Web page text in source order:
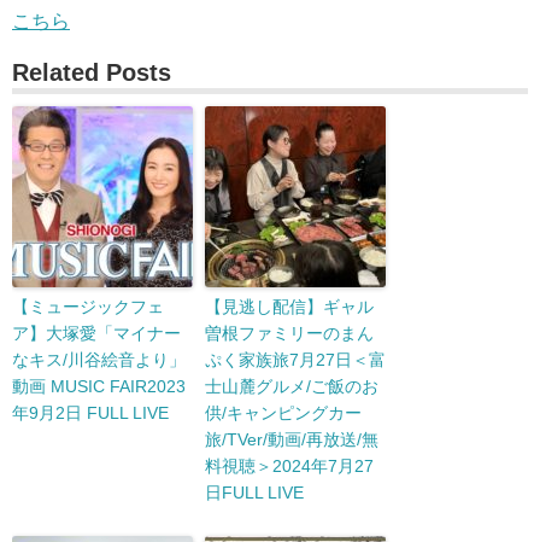
こちら
Related Posts
【ミュージックフェ
ア】大塚愛「マイナー
なキス/川谷絵音より」
動画 MUSIC FAIR2023
年9月2日 FULL LIVE
【見逃し配信】ギャル
曽根ファミリーのまん
ぷく家族旅7月27日＜富
士山麓グルメ/ご飯のお
供/キャンピングカー
旅/TVer/動画/再放送/無
料視聴＞2024年7月27
日FULL LIVE